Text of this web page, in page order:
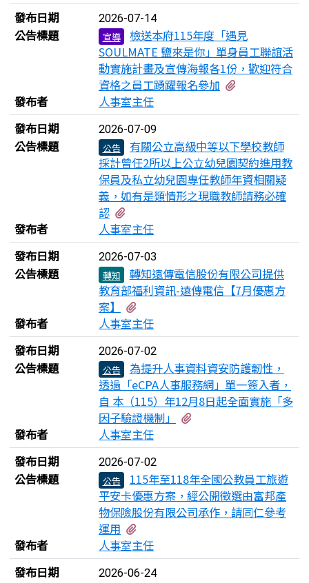
發布日期
2026-07-14
公告標題 宣導
檢送本府115年度「遇見
SOULMATE 鹽來是你」單身員工聯誼活
動實施計畫及宣傳海報各1份，歡迎符合
資格之員工踴躍報名參加
發布者
人事室主任
發布日期
2026-07-09
公告標題 公告
有關公立高級中等以下學校教師
採計曾任2所以上公立幼兒園契約進用教
保員及私立幼兒園專任教師年資相關疑
義，如有是類情形之現職教師請務必確
認
發布者
人事室主任
發布日期
2026-07-03
公告標題 轉知
轉知遠傳電信股份有限公司提供
教育部福利資訊-遠傳電信【7月優惠方
案】
發布者
人事室主任
發布日期
2026-07-02
公告標題 公告
為提升人事資料資安防護韌性，
透過「eCPA人事服務網」單一簽入者，
自 本（115）年12月8日起全面實施「多
因子驗證機制」
發布者
人事室主任
發布日期
2026-07-02
公告標題 公告
115年至118年全國公教員工旅遊
平安卡優惠方案，經公開徵選由富邦產
物保險股份有限公司承作，請同仁參考
運用
發布者
人事室主任
發布日期
2026-06-24